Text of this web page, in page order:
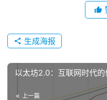
生成海报
以太坊2.0：互联网时代的
上一篇